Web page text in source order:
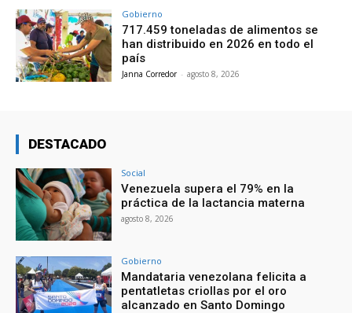
Gobierno
717.459 toneladas de alimentos se
han distribuido en 2026 en todo el
país
Janna Corredor - agosto 8, 2026
DESTACADO
Social
Venezuela supera el 79% en la
práctica de la lactancia materna
agosto 8, 2026
Gobierno
Mandataria venezolana felicita a
pentatletas criollas por el oro
alcanzado en Santo Domingo